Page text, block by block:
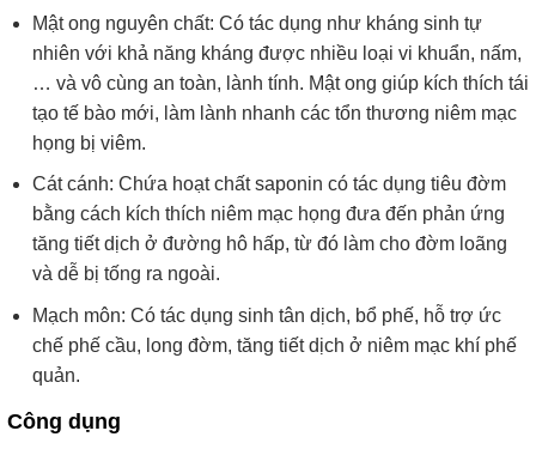
Mật ong nguyên chất: Có tác dụng như kháng sinh tự
nhiên với khả năng kháng được nhiều loại vi khuẩn, nấm,
… và vô cùng an toàn, lành tính. Mật ong giúp kích thích tái
tạo tế bào mới, làm lành nhanh các tổn thương niêm mạc
họng bị viêm.
Cát cánh: Chứa hoạt chất saponin có tác dụng tiêu đờm
bằng cách kích thích niêm mạc họng đưa đến phản ứng
tăng tiết dịch ở đường hô hấp, từ đó làm cho đờm loãng
và dễ bị tống ra ngoài.
Mạch môn: Có tác dụng sinh tân dịch, bổ phế, hỗ trợ ức
chế phế cầu, long đờm, tăng tiết dịch ở niêm mạc khí phế
quản.
Công dụng